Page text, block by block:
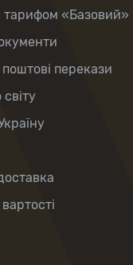
тарифом «Базовий»
перекази